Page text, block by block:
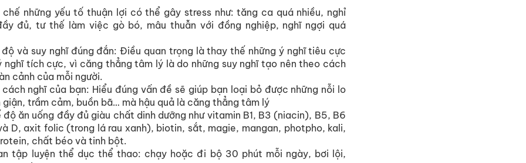
chế những yếu tố thuận lợi có thể gây stress như:tăng ca quá nhiều, nghỉ
đủ,tư thế làm việc gò bó, mâu thuẫn với đồng nghiệp, nghĩ ngợi quá
độ và suy nghĩ đúng đắn:Điều quan trọng là thay thế những ý nghĩ tiêu cực
nghĩ tích cực, vì căng thẳng tâm lý là do những suy nghĩ tạo nên theo cách
cảnh của mỗi người.
cách nghĩ của bạn: Hiểu đúng vấn đề sẽ giúp bạn loại bỏ được những nỗi lo
giận, trầm cảm, buồn bã… mà hậu quả là căng thẳng tâm lý
độ ăn uống đầy đủ giàu chất dinh dưỡng nhưvitamin B1, B3 (niacin), B5, B6
D, axit folic (trong lá rau xanh), biotin, sắt, magie, mangan, photpho, kali,
chất béo và tinh bột.
tập luyện thể dục thể thao: chạy hoặc đi bộ30 phút mỗi ngày, bơi lội,